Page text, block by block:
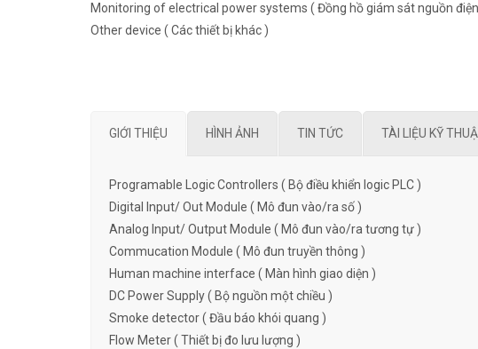
Monitoring of electrical power systems ( Đồng hồ giám sát nguồn
Other device ( Các thiết bị khác )
GIỚI THIỆU HÌNH ẢNH TIN TỨC TÀI LIỆU KỸ
Programable Logic Controllers ( Bộ điều khiển logic PLC )
Digital Input/ Out Module ( Mô đun vào/ra số )
Analog Input/ Output Module ( Mô đun vào/ra tương tự )
Commucation Module ( Mô đun truyền thông )
Human machine interface ( Màn hình giao diện )
DC Power Supply ( Bộ nguồn một chiều )
Smoke detector ( Đầu báo khói quang )
Flow Meter ( Thiết bị đo lưu lượng )